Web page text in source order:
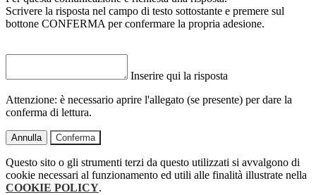
Scrivere la risposta nel campo di testo sottostante e premere sul
bottone CONFERMA per confermare la propria adesione.
Inserire qui la risposta
Attenzione: è necessario aprire l'allegato (se presente) per dare la
conferma di lettura.
Annulla Conferma
Questo sito o gli strumenti terzi da questo utilizzati si avvalgono di
cookie necessari al funzionamento ed utili alle finalità illustrate nella
COOKIE POLICY.